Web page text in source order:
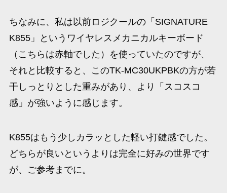
ちなみに、私は以前ロジクールの「SIGNATURE
K855」というワイヤレスメカニカルキーボード
（こちらは赤軸でした）を使っていたのですが、
それと比較すると、このTK-MC30UKPBKの方が若
干しっとりとした重みがあり、より「スコスコ
感」が強いように感じます。
K855はもう少しカラッとした軽い打鍵感でした。
どちらが良いというよりは完全に好みの世界です
が、ご参考までに。